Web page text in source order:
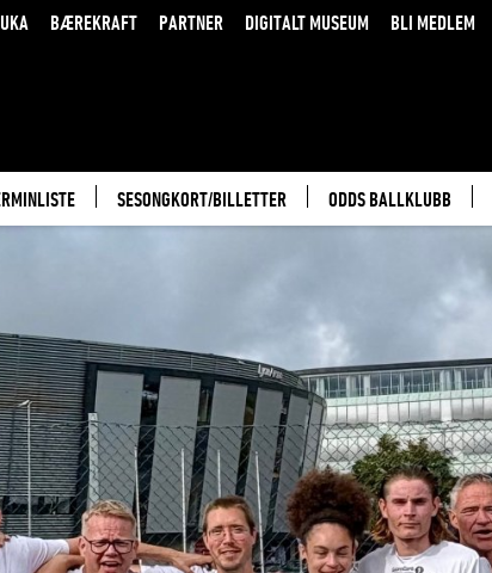
BÆREKRAFT PARTNER DIGITALT MUSEUM BLI MEDLEM
SESONGKORT/BILLETTER ODDS BALLKLUBB